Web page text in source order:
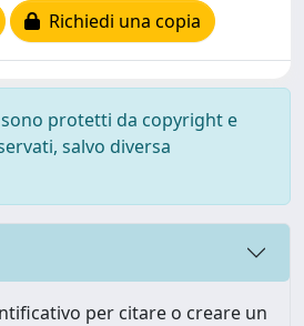
Richiedi una copia
protetti da copyright e
salvo diversa
per citare o creare un